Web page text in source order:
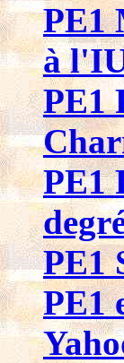
PE1
à
PE1
PE1
PE1
PE1